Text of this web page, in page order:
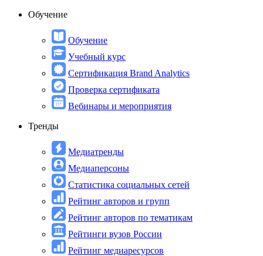
Обучение
Обучение
Учебный курс
Сертификация Brand Analytics
Проверка сертификата
Вебинары и мероприятия
Тренды
Медиатренды
Медиаперсоны
Статистика социальных сетей
Рейтинг авторов и групп
Рейтинг авторов по тематикам
Рейтинги вузов России
Рейтинг медиаресурсов